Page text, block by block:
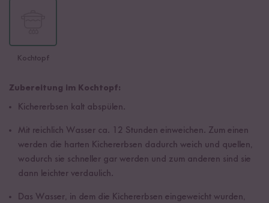
Kochtopf
Zubereitung im Kochtopf:
Kichererbsen kalt abspülen.
Mit reichlich Wasser ca. 12 Stunden einweichen. Zum einen
werden die harten Kichererbsen dadurch weich und quellen,
wodurch sie schneller gar werden und zum anderen sind sie
dann leichter verdaulich.
Das Wasser, in dem die Kichererbsen eingeweicht wurden,